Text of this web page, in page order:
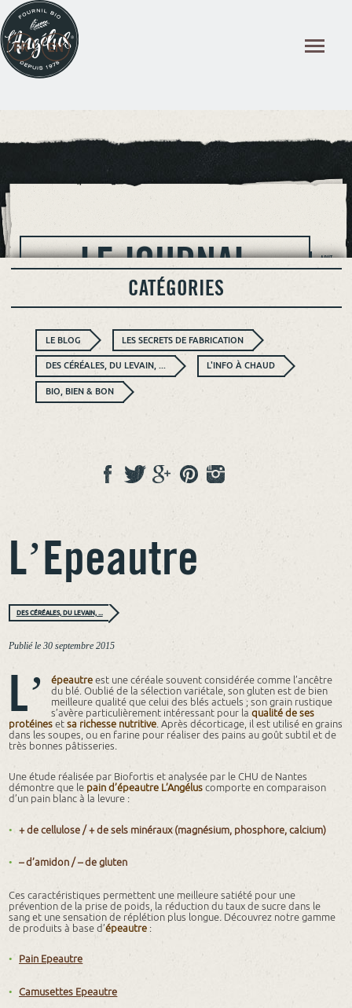
LE JOURNAL
AOUT
CATÉGORIES
LE BLOG LES SECRETS DE FABRICATION
DES CÉRÉALES, DU LEVAIN, ... L'INFO À CHAUD
BIO, BIEN & BON
L’Epeautre
DES CÉRÉALES, DU LEVAIN, ...
Publié le30 septembre 2015
L’ épeautre est une céréale souvent considérée comme l’ancêtre
du blé. Oublié de la sélection variétale, son gluten est de bien
meilleure qualité que celui des blés actuels ; son grain rustique
s’avère particulièrement intéressant pour laqualité de ses
protéines etsa richesse nutritive . Après décorticage, il est utilisé en grains
dans les soupes, ou en farine pour réaliser des pains au goût subtil et de
très bonnes pâtisseries.
Une étude réalisée par Biofortis et analysée par le CHU de Nantes
démontre que le pain d’épeautre L’Angélus comporte en comparaison
d’un pain blanc à la levure :
+ de cellulose / + de sels minéraux (magnésium, phosphore, calcium)
– d’amidon / – de gluten
Ces caractéristiques permettent une meilleure satiété pour une
prévention de la prise de poids, la réduction du taux de sucre dans le
sang et une sensation de réplétion plus longue. Découvrez notre gamme
de produits à base d’épeautre :
Pain Epeautre
Camusettes Epeautre
Panneau de gestion des cookies